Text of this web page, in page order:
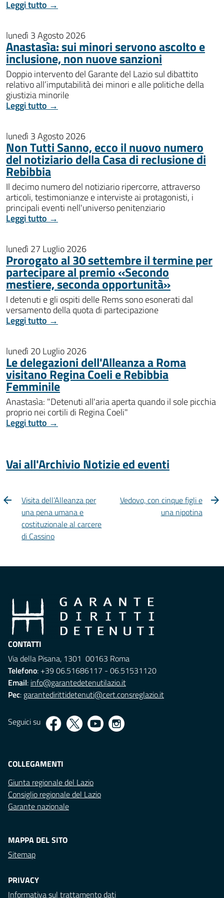
Leggi tutto →
lunedì 3 Agosto 2026
Anastasìa: sui minori servono ascolto e
inclusione, non nuove sanzioni
Doppio intervento del Garante del Lazio sul dibattito
relativo all’imputabilità dei minori e alle politiche della
giustizia minorile
Leggi tutto →
lunedì 3 Agosto 2026
Non Tutti Sanno, ecco il nuovo numero
del notiziario della Casa di reclusione di
Rebibbia
Il decimo numero del notiziario ripercorre, attraverso
articoli, testimonianze e interviste ai protagonisti, i
principali eventi nell'universo penitenziario
Leggi tutto →
lunedì 27 Luglio 2026
Prorogato al 30 settembre il termine per
partecipare al premio «Secondo
mestiere, seconda opportunità»
I detenuti e gli ospiti delle Rems sono esonerati dal
versamento della quota di partecipazione
Leggi tutto →
lunedì 20 Luglio 2026
Le delegazioni dell'Alleanza a Roma
visitano Regina Coeli e Rebibbia
Femminile
Anastasìa: "Detenuti all'aria aperta quando il sole picchia
proprio nei cortili di Regina Coeli"
Leggi tutto →
Vai all'Archivio Notizie ed eventi
Visita dell’Alleanza per
una pena umana e
costituzionale al carcere
di Cassino
Vedovo, con cinque figli e
una nipotina
CONTATTI
Via della Pisana, 1301 00163 Roma
Telefono: +39 06.51686117 - 06.51531120
Email: info@garantedetenutilazio.it
Pec: garantedirittidetenuti@cert.consreglazio.it
Seguici su
COLLEGAMENTI
Giunta regionale del Lazio
Consiglio regionale del Lazio
Garante nazionale
MAPPA DEL SITO
Sitemap
PRIVACY
Informativa sul trattamento dati